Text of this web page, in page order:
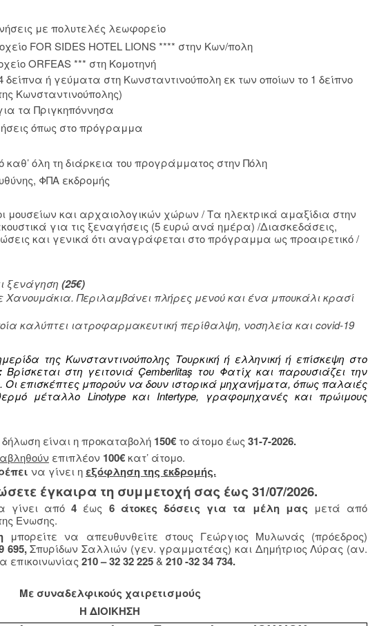
με πολυτελές λεωφορείο
FOR SIDES HOTEL LIONS**** στην Κων/πολη
ORFEAS*** στη Κομοτηνή
ή γεύματα στη Κωνσταντινούπολη εκ των οποίων το 1 δείπνο
Κωνσταντινούπολης)
τα Πριγκηπόννησα
όπως στο πρόγραμμα
όλη τη διάρκεια του προγράμματος στην Πόλη
ΦΠΑ εκδρομής
μουσείων και αρχαιολογικών χώρων / Τα ηλεκτρικά αμαξίδια στην
για τις ξεναγήσεις (5 ευρώ ανά ημέρα) /Διασκεδάσεις,
και γενικά ότι αναγράφεται στο πρόγραμμα ως προαιρετικό /
ξενάγηση (25€)
Χανουμάκια. Περιλαμβάνει πλήρες μενού και ένα μπουκάλι κρασί
καλύπτει ιατροφαρμακευτική περίθαλψη, νοσηλεία και covid-19
της Κωνσταντινούπολης Τουρκική ή ελληνική ή επίσκεψη στο
Βρίσκεται στη γειτονιά Çemberlitaş του Φατίχ και παρουσιάζει την
επισκέπτες μπορούν να δουν ιστορικά μηχανήματα, όπως παλαιές
μέταλλο Linotype και Intertype, γραφομηχανές και πρώιμους
είναι η προκαταβολή 150€ το άτομο έως 31-7-2026.
επιπλέον 100€κατ’ άτομο.
να γίνει η εξόφληση της εκδρομής.
έγκαιρα τη συμμετοχή σας έως 31/07/2026.
γίνει από4 έως 6 άτοκες δόσεις για τα μέλη μας μετά από
Ενωσης.
μπορείτε να απευθυνθείτε στους Γεώργιος Μυλωνάς (πρόεδρος)
695,Σπυρίδων Σαλλιών (γεν. γραμματέας) και Δημήτριος Λύρας (αν.
210 – 32 32 225& 210 -32 34 734.
Με συναδελφικούς χαιρετισμούς
Η ΔΙΟΙΚΗΣΗ